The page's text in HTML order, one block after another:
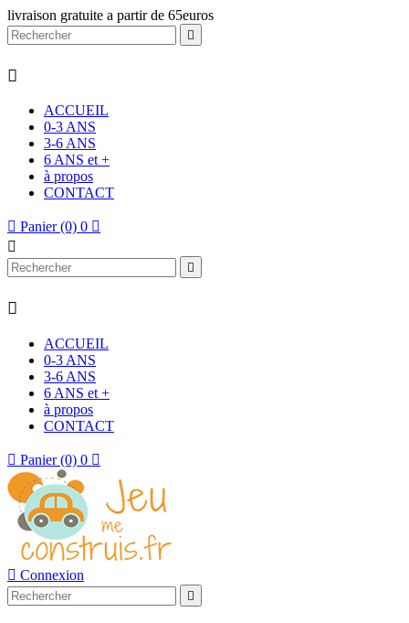
livraison gratuite a partir de 65euros


ACCUEIL
0-3 ANS
3-6 ANS
6 ANS et +
à propos
CONTACT
 Panier (0) 0 



ACCUEIL
0-3 ANS
3-6 ANS
6 ANS et +
à propos
CONTACT
 Panier (0) 0 
 Connexion
